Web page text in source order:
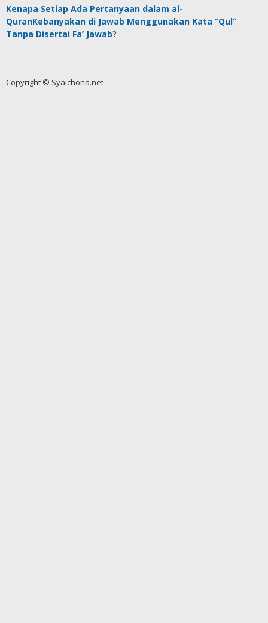
Kenapa Setiap Ada Pertanyaan dalam al-
QuranKebanyakan di Jawab Menggunakan Kata “Qul”
Tanpa Disertai Fa’ Jawab?
Copyright © Syaichona.net